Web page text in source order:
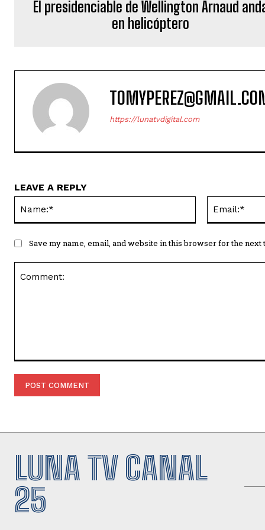
El presidenciable de Wellington Arnaud
en helicóptero
https://lunatvdigital.com
LEAVE A REPLY
Save my name, email, and website in this browser for the
LUNA TV CANAL
25